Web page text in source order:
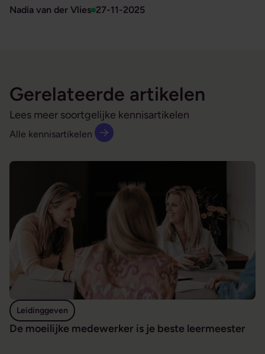
Nadia van der Vlies 27-11-2025
Gerelateerde artikelen
Lees meer soortgelijke kennisartikelen
Alle kennisartikelen
De moeilijke medewerker is je beste leermeester
Leidinggeven
De moeilijke medewerker is je beste leermeester